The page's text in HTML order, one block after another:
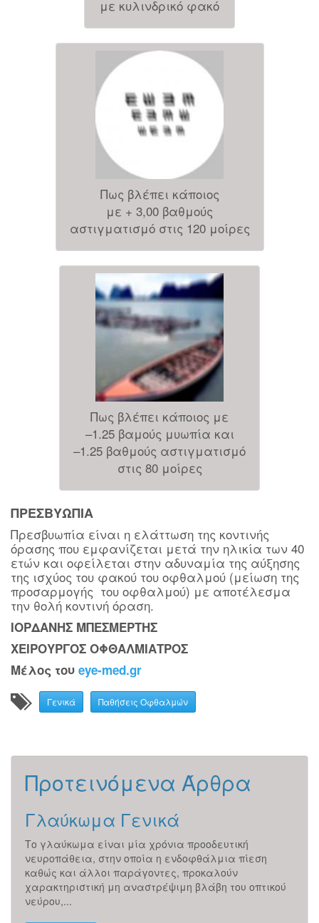
με κυλινδρικό φακό
Πως βλέπει κάποιος
με + 3,00 βαθμούς
αστιγματισμό στις 120 μοίρες
Πως βλέπει κάποιος με
–1.25 βαμούς μυωπία και
–1.25 βαθμούς αστιγματισμό
στις 80 μοίρες
ΠΡΕΣΒΥΩΠΙΑ
Πρεσβυωπία είναι η ελάττωση της κοντινής
όρασης που εμφανίζεται μετά την ηλικία των 40
ετών και οφείλεται στην αδυναμία της αύξησης
της ισχύος του φακού του οφθαλμού (μείωση της
προσαρμογής του οφθαλμού) με αποτέλεσμα
την θολή κοντινή όραση.
ΙΟΡΔΑΝΗΣ ΜΠΕΣΜΕΡΤΗΣ
ΧΕΙΡΟΥΡΓΟΣ ΟΦΘΑΛΜΙΑΤΡΟΣ
Μέλος του eye-med.gr
Γενικά Παθήσεις Οφθαλμών
Προτεινόμενα Άρθρα
Γλαύκωμα Γενικά
Το γλαύκωμα είναι μία χρόνια προοδευτική
νευροπάθεια, στην οποία η ενδοφθάλμια πίεση
καθώς και άλλοι παράγοντες, προκαλούν
χαρακτηριστική μη αναστρέψιμη βλάβη του οπτικού
νεύρου,...